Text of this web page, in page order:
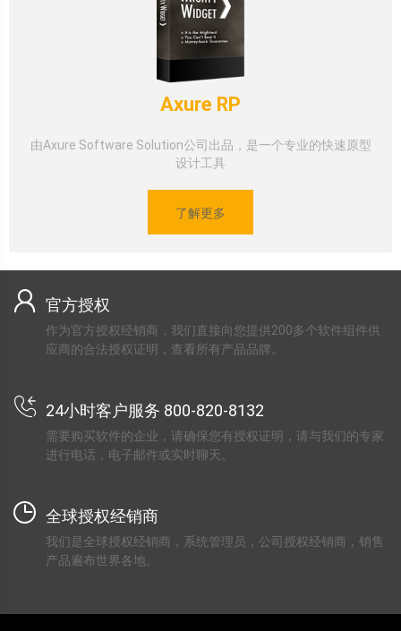
Axure RP
由Axure Software Solution公司出品，是一个专业的快速原型
设计工具
了解更多
官方授权
作为官方授权经销商，我们直接向您提供200多个软件组件供
应商的合法授权证明，查看所有产品品牌。
24小时客户服务 800-820-8132
需要购买软件的企业，请确保您有授权证明，请与我们的专家
进行电话，电子邮件或实时聊天。
全球授权经销商
我们是全球授权经销商，系统管理员，公司授权经销商，销售
产品遍布世界各地。